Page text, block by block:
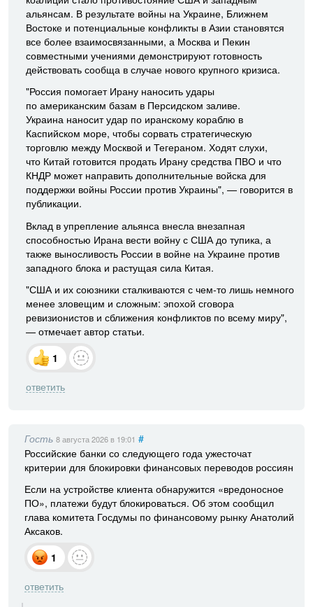
альянсам. В результате войны на Украине, Ближнем
Востоке и потенциальные конфликты в Азии становятся
все более взаимосвязанными, а Москва и Пекин
совместными учениями демонстрируют готовность
действовать сообща в случае нового крупного кризиса.
"Россия помогает Ирану наносить удары
по американским базам в Персидском заливе.
Украина наносит удар по иранскому кораблю в
Каспийском море, чтобы сорвать стратегическую
торговлю между Москвой и Тегераном. Ходят слухи,
что Китай готовится продать Ирану средства ПВО и что
КНДР может направить дополнительные войска для
поддержки войны России против Украины", — говорится в
публикации.
Вклад в упрепление альянса внесла внезапная
способностью Ирана вести войну с США до тупика, а
также выносливость России в войне на Украине против
западного блока и растущая сила Китая.
"США и их союзники сталкиваются с чем-то лишь немного
менее зловещим и сложным: эпохой сговора
ревизионистов и сближения конфликтов по всему миру",
— отмечает автор статьи.
1
ответить
Гость 8 августа 2026 в 19:01 #
Российские банки со следующего года ужесточат
критерии для блокировки финансовых переводов россиян
Если на устройстве клиента обнаружится «вредоносное
ПО», платежи будут блокироваться. Об этом сообщил
глава комитета Госдумы по финансовому рынку Анатолий
Аксаков.
1
ответить